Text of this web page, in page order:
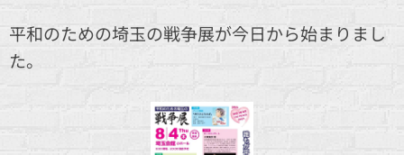
平和のための埼玉の戦争展が今日から始まりまし
た。